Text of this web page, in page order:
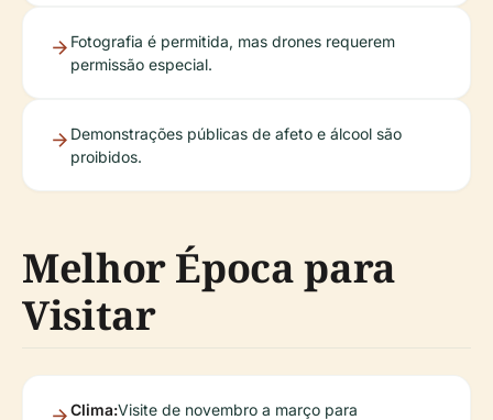
Fotografia é permitida, mas drones requerem
permissão especial.
Demonstrações públicas de afeto e álcool são
proibidos.
Melhor Época para
Visitar
Clima:Visite de novembro a março para